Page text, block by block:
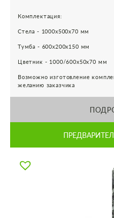
Комплектация:
Стела - 1000х500х70 мм
Тумба - 600х200х150 мм
Цветник - 1000/600х50х70 мм
Возможно изготовление
желанию заказчика